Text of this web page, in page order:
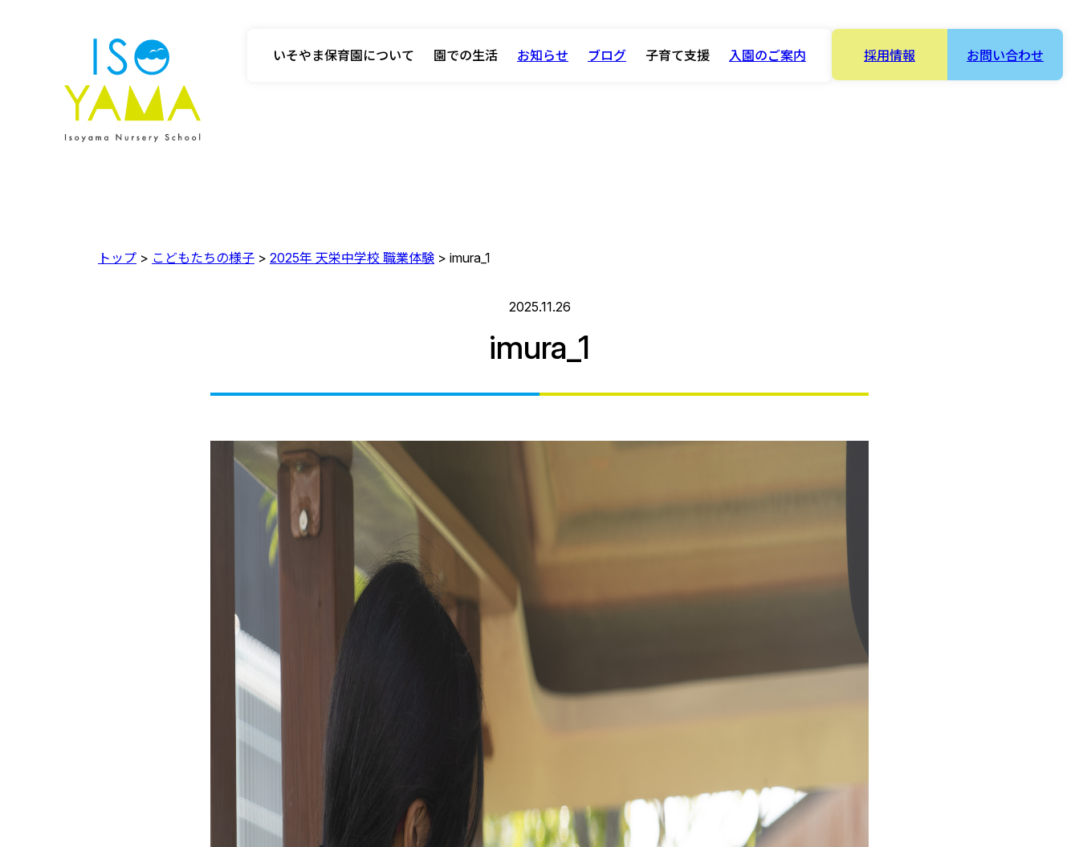
いそやま保育園について 園での生活 お知らせ ブログ 子育て支援 入園のご案内 採用情報 お問い合わせ
トップ > こどもたちの様子 > 2025年 天栄中学校 職業体験 > imura_1
2025.11.26
imura_1